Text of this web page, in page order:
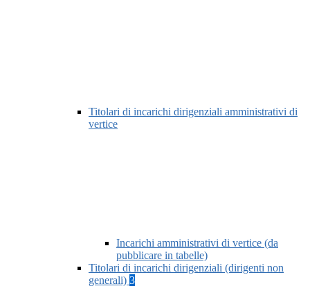
Titolari di incarichi dirigenziali amministrativi di
vertice
Incarichi amministrativi di vertice (da
pubblicare in tabelle)
Titolari di incarichi dirigenziali (dirigenti non
generali) 3